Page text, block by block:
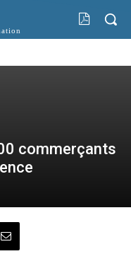
commerçants